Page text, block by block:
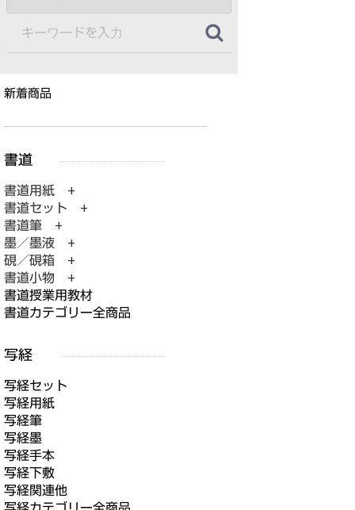
新着商品
書道用紙 +
書道セット +
書道筆 +
墨／墨液 +
硯／硯箱 +
書道小物 +
書道授業用教材
書道カテゴリー全商品
写経セット
写経用紙
写経筆
写経墨
写経手本
写経下敷
写経関連他